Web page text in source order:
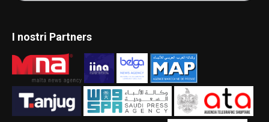
I nostri Partners